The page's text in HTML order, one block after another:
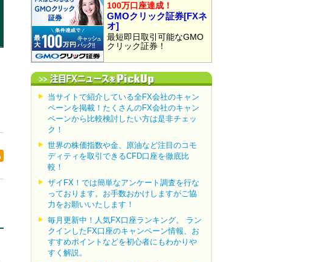
100万口座達成！
GMOクリック証券[FXネ
オ]
最短即日取引可能なGMO
クリック証券！
当サイトで紹介している全FX会社のキャン
ペーンを掲載！たくさんのFX会社のキャン
ペーンから比較検討したい方は是非チェッ
ク！
世界の株価指数や金、原油など注目のコモ
ディティを取引できるCFD口座を徹底比
較！
ザイFX！では簡単なアンケート調査を行な
っております。お手数おかけしますがご協
力をお願いいたします！
毎月更新中！人気FX口座ランキング。 ラン
クインしたFX口座のキャンペーン情報、お
すすめポイントなどを初心者にもわかりや
すく解説。